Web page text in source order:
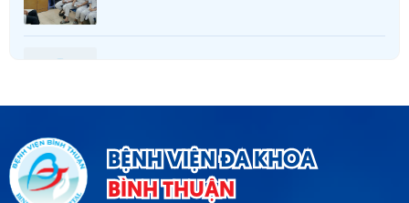
Thông báo cơ sở khám chữa bệnh đáp ứng yêu
cầu là cơ sở hướng dẫn thực hành
BỆNH VIỆN ĐA KHOA
BÌNH THUẬN